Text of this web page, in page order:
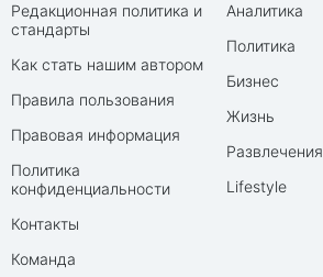
Редакционная политика и
стандарты
Как стать нашим автором
Правила пользования
Правовая информация
Политика
конфиденциальности
Контакты
Команда
Аналитика
Политика
Бизнес
Жизнь
Развлечения
Lifestyle